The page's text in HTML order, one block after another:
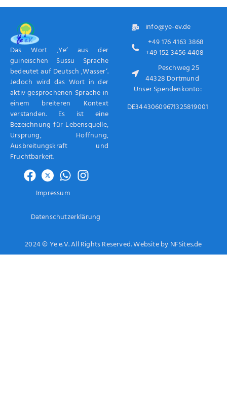
Das Wort ‚Ye‘ aus der
guineischen Sussu Sprache
bedeutet auf Deutsch ‚Wasser‘.
Jedoch wird das Wort in der
aktiv gesprochenen Sprache in
einem breiteren Kontext
verstanden. Es ist eine
Bezeichnung für Lebensquelle,
Ursprung, Hoffnung,
Ausbreitungskraft und
Fruchtbarkeit.
Impressum
Datenschutzerklärung
info@ye-ev.de
+49 176 4163 3868
+49 152 3456 4408
Peschweg 25
44328 Dortmund
Unser Spendenkonto:
DE34430609671325819001
2024 © Ye e.V. All Rights Reserved. Website by NFSites.de